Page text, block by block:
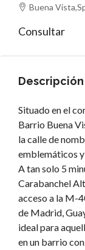
Buena
Consultar
Descripción
Situado en el
Barrio Buena
la calle de
emblemáticos
A tan solo 5
Carabanchel
acceso a la M-
de Madrid,
ideal para
en un barrio